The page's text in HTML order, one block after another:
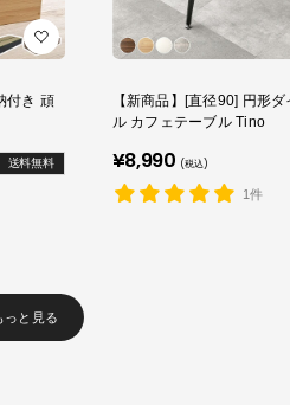
付き 頑
送料無料
【新商品】[直径90] 円形
ル カフェテーブル Tino
販
売
価
¥8,990 (税込)
1件
っと見る